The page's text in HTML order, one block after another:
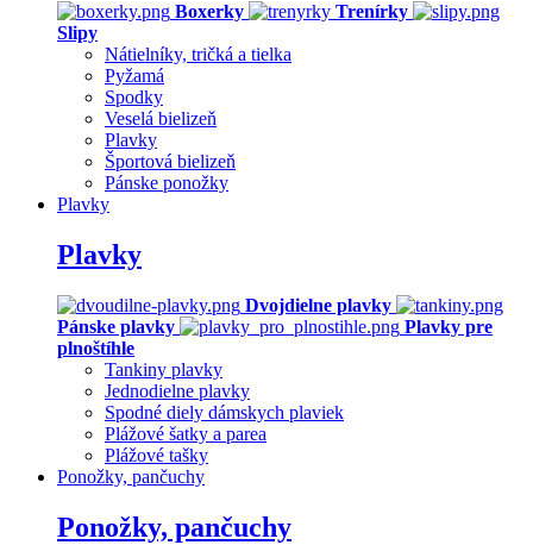
Boxerky
Trenírky
Slipy
Nátielníky, tričká a tielka
Pyžamá
Spodky
Veselá bielizeň
Plavky
Športová bielizeň
Pánske ponožky
Plavky
Plavky
Dvojdielne plavky
Pánske plavky
Plavky pre
plnoštíhle
Tankiny plavky
Jednodielne plavky
Spodné diely dámskych plaviek
Plážové šatky a parea
Plážové tašky
Ponožky, pančuchy
Ponožky, pančuchy